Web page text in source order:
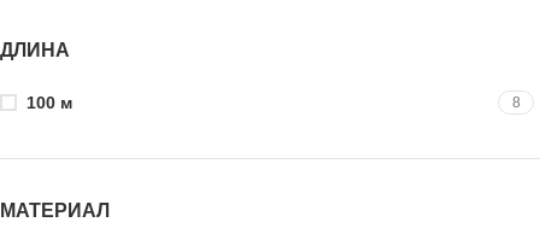
ДЛИНА
100 м 8
МАТЕРИАЛ